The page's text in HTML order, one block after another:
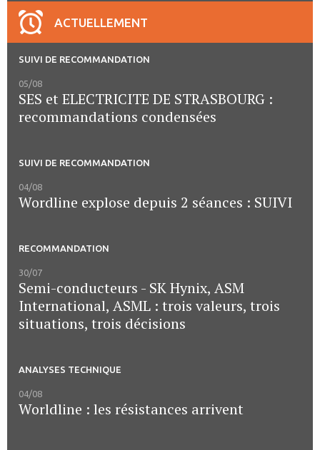
ACTUELLEMENT
SUIVI DE RECOMMANDATION
05/08
SES et ELECTRICITE DE STRASBOURG :
recommandations condensées
SUIVI DE RECOMMANDATION
04/08
Wordline explose depuis 2 séances : SUIVI
RECOMMANDATION
30/07
Semi-conducteurs - SK Hynix, ASM
International, ASML : trois valeurs, trois
situations, trois décisions
ANALYSES TECHNIQUE
04/08
Worldline : les résistances arrivent